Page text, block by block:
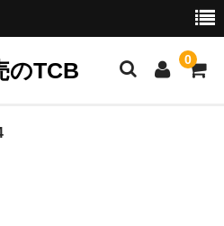
のTCB 0